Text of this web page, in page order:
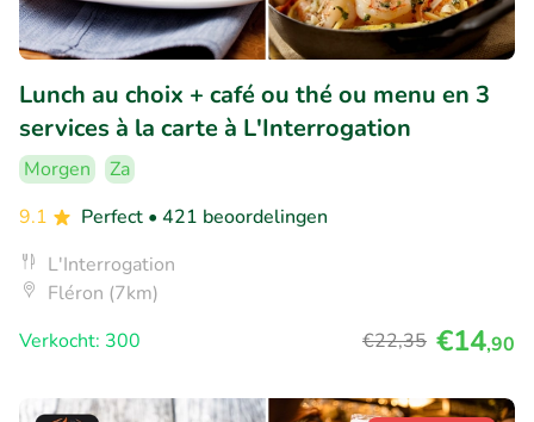
Lunch au choix + café ou thé ou menu en 3
services à la carte à L'Interrogation
Morgen
Za
9.1
Perfect • 421 beoordelingen
L'Interrogation
Fléron (7km)
Verkocht: 300
€22,35 €14,90